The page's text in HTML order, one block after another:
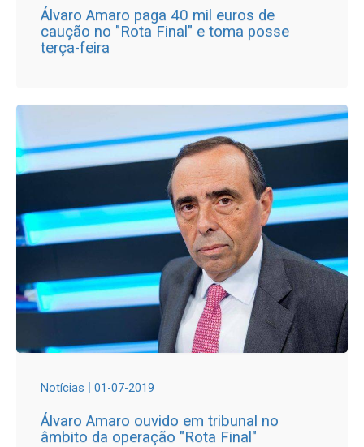
Álvaro Amaro paga 40 mil euros de
caução no "Rota Final" e toma posse
terça-feira
Notícias | 01-07-2019
Álvaro Amaro ouvido em tribunal no
âmbito da operação "Rota Final"